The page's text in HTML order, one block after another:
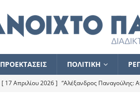
ΠΡΟΕΚΤΑΣΕΙΣ ΠΟΛΙΤΙΚΗ
[ 17 Απριλίου 2026 ] “Αλέξανδρος Παναγούλης: